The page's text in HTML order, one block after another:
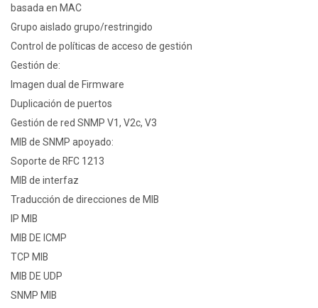
basada en MAC
Grupo aislado grupo/restringido
Control de políticas de acceso de gestión
Gestión de:
Imagen dual de Firmware
Duplicación de puertos
Gestión de red SNMP V1, V2c, V3
MIB de SNMP apoyado:
Soporte de RFC 1213
MIB de interfaz
Traducción de direcciones de MIB
IP MIB
MIB DE ICMP
TCP MIB
MIB DE UDP
SNMP MIB